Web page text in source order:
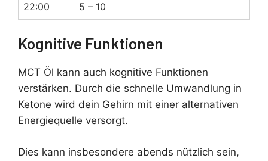
22:00 5 – 10
Kognitive Funktionen
MCT Öl kann auch kognitive Funktionen
verstärken. Durch die schnelle Umwandlung in
Ketone wird dein Gehirn mit einer alternativen
Energiequelle versorgt.
Dies kann insbesondere abends nützlich sein,